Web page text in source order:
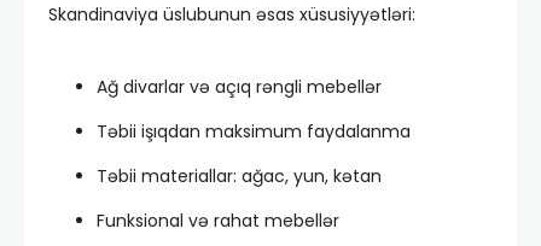
Skandinaviya üslubunun əsas xüsusiyyətləri:
Ağ divarlar və açıq rəngli mebellər
Təbii işıqdan maksimum faydalanma
Təbii materiallar: ağac, yun, kətan
Funksional və rahat mebellər